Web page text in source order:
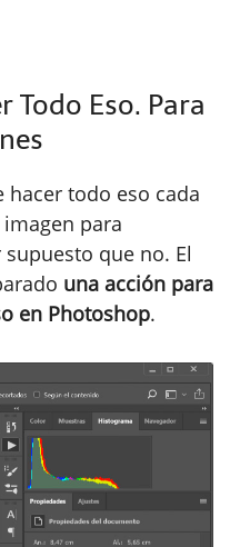
Todo Eso. Para
hacer todo eso cada
para
que no. El
una acción para
en Photoshop.